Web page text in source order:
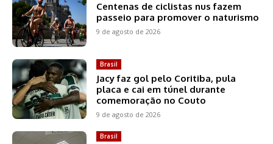
Centenas de ciclistas nus fazem
passeio para promover o naturismo
9 de agosto de 2026
Brasil
Jacy faz gol pelo Coritiba, pula
placa e cai em túnel durante
comemoração no Couto
9 de agosto de 2026
Brasil